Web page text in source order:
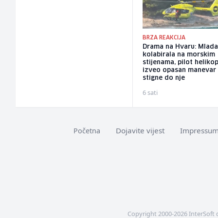
BRZA REAKCIJA
Drama na Hvaru:
kolabirala na morskim
stijenama, pilot
izveo opasan manevar
stigne do nje
6 sati
Početna Dojavite vijest
Copyright 2000-2026 InterSoft